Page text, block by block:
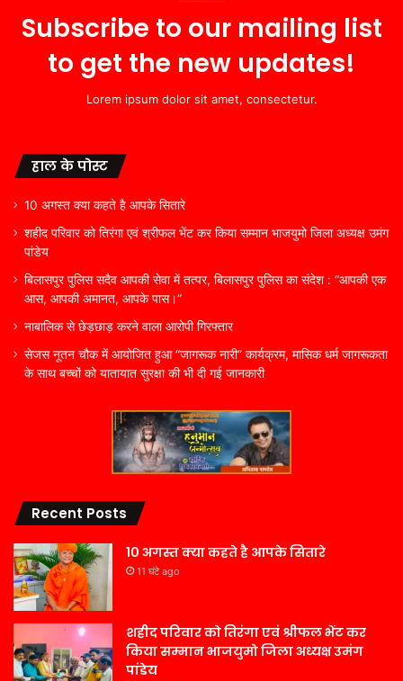
Subscribe to our mailing list
to get the new updates!
Lorem ipsum dolor sit amet, consectetur.
हाल के पोस्ट
10 अगस्त क्या कहते है आपके सितारे
शहीद परिवार को तिरंगा एवं श्रीफल भेंट कर किया सम्मान भाजयुमो जिला अध्यक्ष उमंग
पांडेय
बिलासपुर पुलिस सदैव आपकी सेवा में तत्पर, बिलासपुर पुलिस का संदेश : “आपकी एक
आस, आपकी अमानत, आपके पास।”
नाबालिक से छेड़छाड़ करने वाला आरोपी गिरफ्तार
सेजस नूतन चौक में आयोजित हुआ “जागरूक नारी” कार्यक्रम, मासिक धर्म जागरूकता
के साथ बच्चों को यातायात सुरक्षा की भी दी गई जानकारी
Recent Posts
10 अगस्त क्या कहते है आपके सितारे
11 घंटे ago
शहीद परिवार को तिरंगा एवं श्रीफल भेंट कर
किया सम्मान भाजयुमो जिला अध्यक्ष उमंग
पांडेय